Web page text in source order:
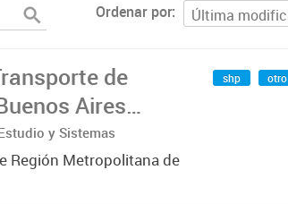
Ordenar por
de
Aires
y Sistemas
Región Metropolitana de
shp otro